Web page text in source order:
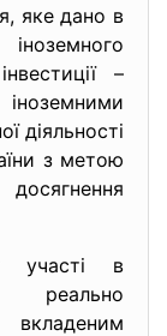
яке дано в
–
діяльності
з метою
участі в
реально